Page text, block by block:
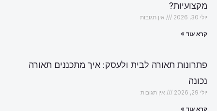
מקצועיות?
יולי 30, 2026 אין תגובות
קרא עוד »
פתרונות תאורה לבית ולעסק: איך מתכננים תאורה
נכונה
יולי 29, 2026 אין תגובות
קרא עוד »